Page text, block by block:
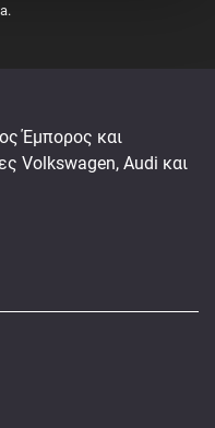
Έμπορος και
Volkswagen, Audi και